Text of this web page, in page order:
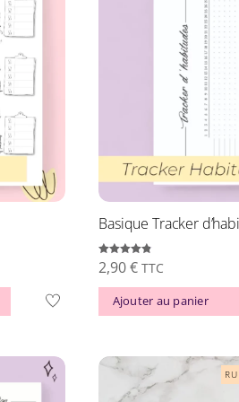
Basique Tracker
Note
4.74
2,90€ TTC
Ajouter au panier